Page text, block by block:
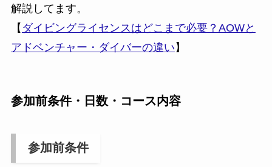
解説してます。
【 ダイビングライセンスはどこまで必要？AOWと
アドベンチャー・ダイバーの違い 】
参加前条件・日数・コース内容
参加前条件